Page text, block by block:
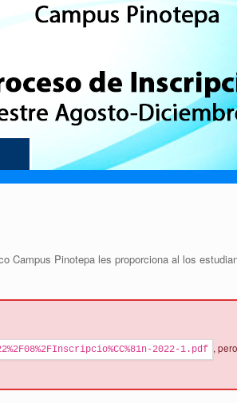
Campus Pinotepa les proporciona al los
2022-1.pdf ,